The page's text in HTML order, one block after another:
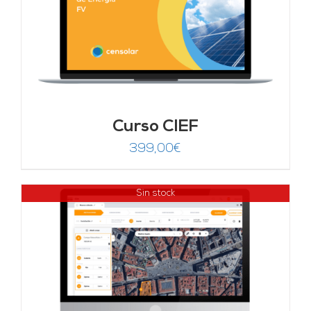
Curso CIEF
399,00€
Sin stock